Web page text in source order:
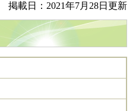
掲載日：2021年7月28日更新